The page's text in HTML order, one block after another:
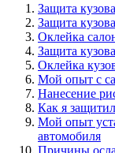
Защита
Защита
Оклейка
Защита
Оклейка
Мой опыт с
Нанесение
Как я
Мой опыт
автомобиля
Причины